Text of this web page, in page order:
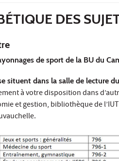
DES
de sport de la BU du
situent dans la salle de lecture
à votre disposition dans
et gestion, bibliothèque de